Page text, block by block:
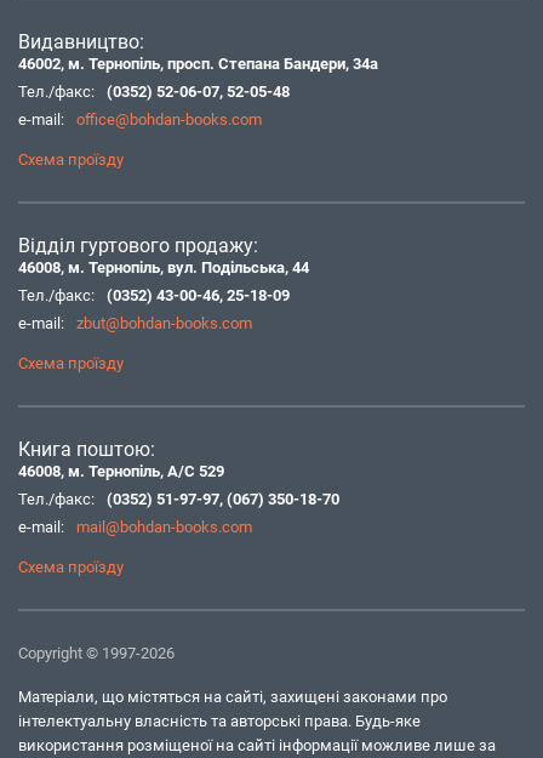
Видавництво:
46002, м. Тернопіль, просп. Степана Бандери, 34а
Тел./факс:
(0352) 52-06-07, 52-05-48
e-mail:
office@bohdan-books.com
Схема проїзду
Відділ гуртового продажу:
46008, м. Тернопіль, вул. Подільська, 44
Тел./факс:
(0352) 43-00-46, 25-18-09
e-mail:
zbut@bohdan-books.com
Схема проїзду
Книга поштою:
46008, м. Тернопіль, А/С 529
Тел./факс:
(0352) 51-97-97, (067) 350-18-70
e-mail:
mail@bohdan-books.com
Схема проїзду
Copyright © 1997-2026
Матеріали, що містяться на сайті, захищені законами про
інтелектуальну власність та авторські права. Будь-яке
використання розміщеної на сайті інформації можливе лише за